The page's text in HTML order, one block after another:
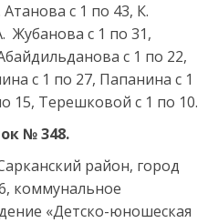
с 1 по 43, К.
Жубанова с 1 по 31,
с 1 по 22,
с 1 по 27, Папанина с 1
15, Терешковой с 1 по 10.
№348.
район, город
коммунальное
«Детско-юношеская